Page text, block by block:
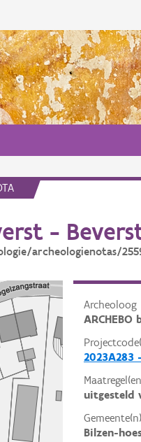
-
archeologienotas/
Archeoloog
ARCHEBO
2023A283
uitgesteld
Gemeente(n)
Bilzen-